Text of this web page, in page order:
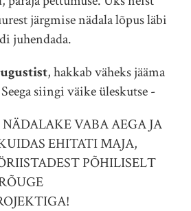
järgmise nädala lõpus läbi
juhendada.
, hakkab väheks jääma
siingi väike üleskutse -
VABA AEGA JA
EHITATI MAJA,
PÕHILISELT